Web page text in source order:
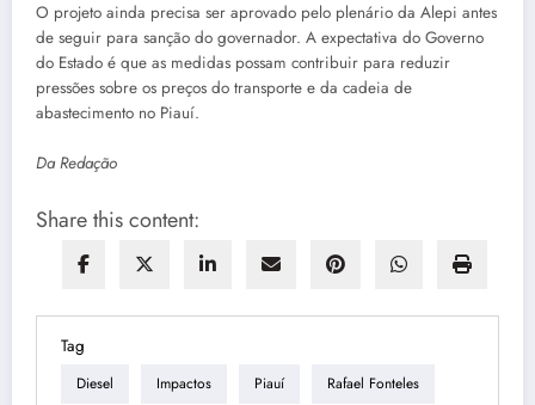
O projeto ainda precisa ser aprovado pelo plenário da Alepi antes
de seguir para sanção do governador. A expectativa do Governo
do Estado é que as medidas possam contribuir para reduzir
pressões sobre os preços do transporte e da cadeia de
abastecimento no Piauí.
Da Redação
Share this content:
Tag
Diesel Impactos Piauí Rafael Fonteles